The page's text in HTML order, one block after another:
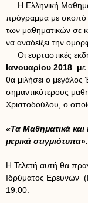
Η Ελληνική
πρόγραμμα με σκοπό
των μαθηματικών σε
να αναδείξει την
Οι εορταστικές
Ιανουαρίου 2018 με
θα μιλήσει ο
σημαντικότερους
Χριστοδούλου, ο
«Τα Μαθηματικά
μερικά στιγμιότυπα».
Η Τελετή αυτή θα
Ιδρύματος Ερευνών
19.00.